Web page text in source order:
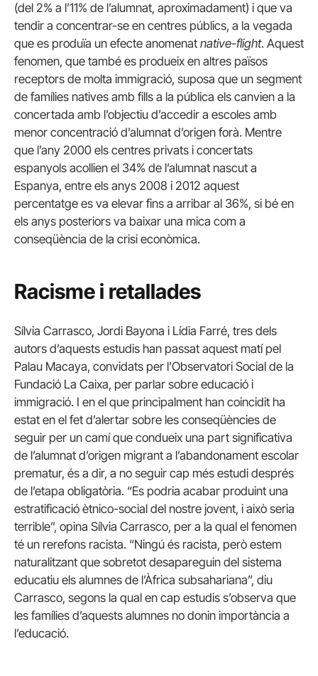
(del 2% a l’11% de l’alumnat, aproximadament) i que va
tendir a concentrar-se en centres públics, a la vegada
que es produïa un efecte anomenat native-flight. Aquest
fenomen, que també es produeix en altres països
receptors de molta immigració, suposa que un segment
de famílies natives amb fills a la pública els canvien a la
concertada amb l’objectiu d’accedir a escoles amb
menor concentració d’alumnat d’origen forà. Mentre
que l’any 2000 els centres privats i concertats
espanyols acollien el 34% de l’alumnat nascut a
Espanya, entre els anys 2008 i 2012 aquest
percentatge es va elevar fins a arribar al 36%, si bé en
els anys posteriors va baixar una mica com a
conseqüència de la crisi econòmica.
Racisme i retallades
Sílvia Carrasco, Jordi Bayona i Lídia Farré, tres dels
autors d’aquests estudis han passat aquest matí pel
Palau Macaya, convidats per l’Observatori Social de la
Fundació La Caixa, per parlar sobre educació i
immigració. I en el que principalment han coincidit ha
estat en el fet d’alertar sobre les conseqüències de
seguir per un camí que condueix una part significativa
de l’alumnat d’origen migrant a l’abandonament escolar
prematur, és a dir, a no seguir cap més estudi després
de l’etapa obligatòria. “Es podria acabar produint una
estratificació ètnico-social del nostre jovent, i això seria
terrible”, opina Sílvia Carrasco, per a la qual el fenomen
té un rerefons racista. “Ningú és racista, però estem
naturalitzant que sobretot desapareguin del sistema
educatiu els alumnes de l’Àfrica subsahariana”, diu
Carrasco, segons la qual en cap estudis s’observa que
les famílies d’aquests alumnes no donin importància a
l’educació.